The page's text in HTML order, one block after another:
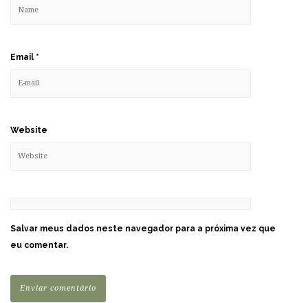
Email *
Website
Salvar meus dados neste navegador para a próxima vez que
eu comentar.